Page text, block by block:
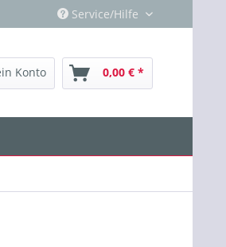
Service/Hilfe
Konto 0,00 € *